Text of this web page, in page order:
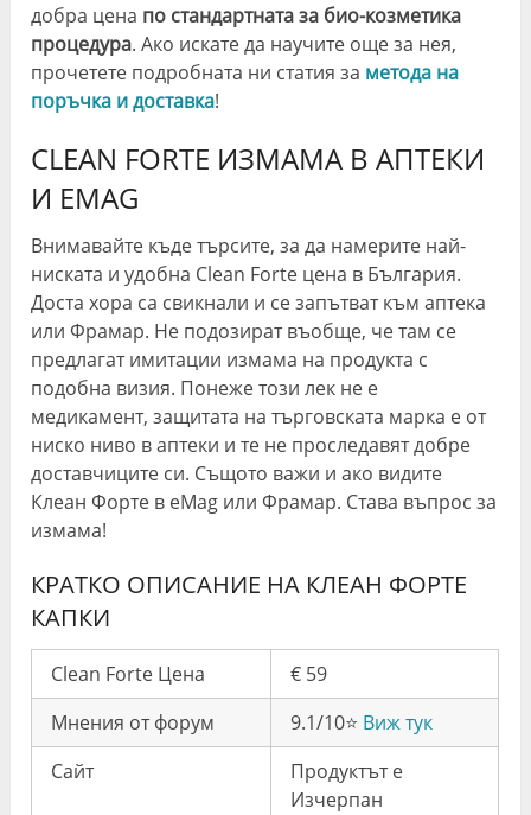
добра цена по стандартната за био-козметика
процедура. Ако искате да научите още за нея,
прочетете подробната ни статия за метода на
поръчка и доставка!
CLEAN FORTE ИЗМАМА В АПТЕКИ
И EMAG
Внимавайте къде търсите, за да намерите най-
ниската и удобна Clean Forte цена в България.
Доста хора са свикнали и се запътват към аптека
или Фрамар. Не подозират въобще, че там се
предлагат имитации измама на продукта с
подобна визия. Понеже този лек не е
медикамент, защитата на търговската марка е от
ниско ниво в аптеки и те не проследавят добре
доставчиците си. Същото важи и ако видите
Клеан Форте в eMag или Фрамар. Става въпрос за
измама!
КРАТКО ОПИСАНИЕ НА КЛЕАН ФОРТЕ
КАПКИ
Clean Forte Цена
€ 59
Мнения от форум
9.1/10⭐️ Виж тук
Сайт
Продуктът е
Изчерпан